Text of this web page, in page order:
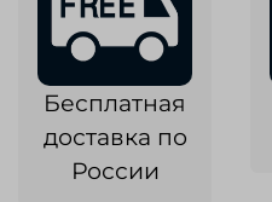
Бесплатная
доставка по
России